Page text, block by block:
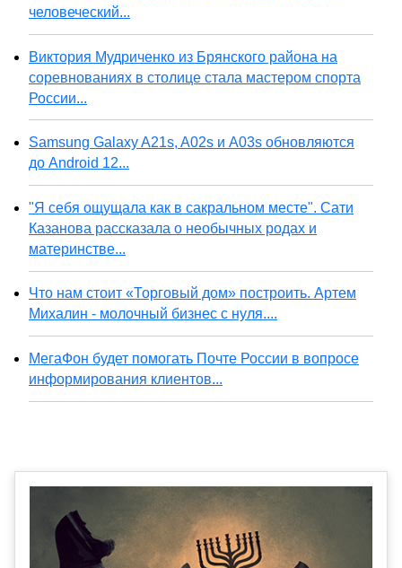
человеческий...
Виктория Мудриченко из Брянского района на
соревнованиях в столице стала мастером спорта
России...
Samsung Galaxy A21s, A02s и A03s обновляются
до Android 12...
"Я себя ощущала как в сакральном месте". Сати
Казанова рассказала о необычных родах и
материнстве...
Что нам стоит «Торговый дом» построить. Артем
Михалин - молочный бизнес с нуля....
МегаФон будет помогать Почте России в вопросе
информирования клиентов...